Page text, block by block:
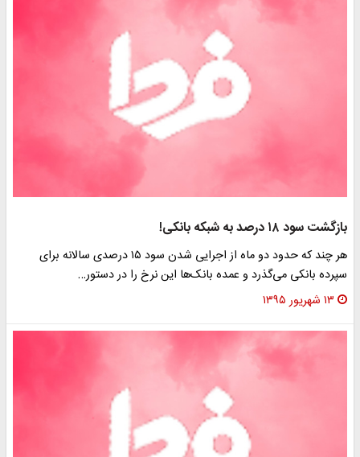
بازگشت سود ۱۸ درصد به شبکه بانکی!
هر چند که حدود دو ماه از اجرایی شدن سود ۱۵ درصدی سالانه برای
سپرده بانکی می‌گذرد و عمده بانک‌ها این نرخ را در دستور…
۱۳ شهریور ۱۳۹۵